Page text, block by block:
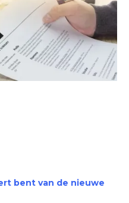
bent van de nieuwe